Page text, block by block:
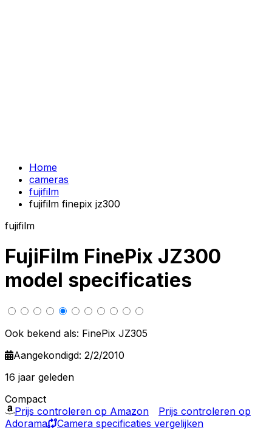
Home
cameras
fujifilm
fujifilm finepix jz300
fujifilm
FujiFilm FinePix JZ300
model specificaties
Ook bekend als: FinePix JZ305
Aangekondigd: 2/2/2010
16 jaar geleden
Compact
Prijs controleren op Amazon
Prijs controleren op
Adorama
Camera specificaties vergelijken